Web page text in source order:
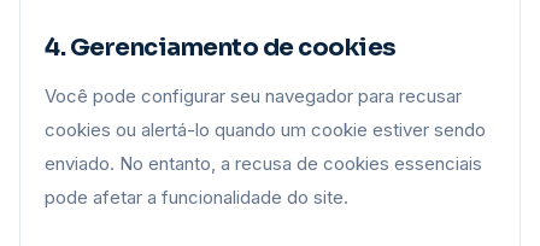
4. Gerenciamento de cookies
Você pode configurar seu navegador para recusar
cookies ou alertá-lo quando um cookie estiver sendo
enviado. No entanto, a recusa de cookies essenciais
pode afetar a funcionalidade do site.